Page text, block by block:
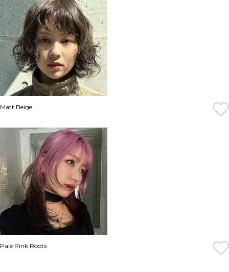
Matt Beige
Pale Pink Roots